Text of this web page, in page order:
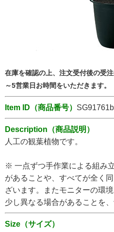
在庫を確認の上、注文受付後の受
～5営業日お時間をいただきます。
Item ID（商品番号） SG91761b
Description（商品説明）
人工の観葉植物です。
※ 一点ずつ手作業による組み
があることや、すべてが全く
ざいます。またモニターの環
少し異なる場合があることを
Size（サイズ）